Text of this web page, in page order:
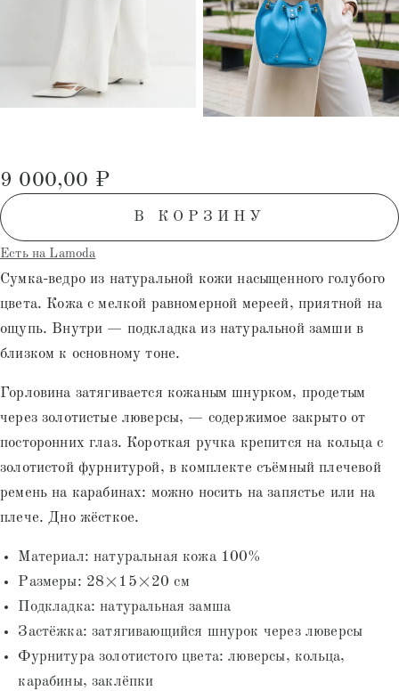
9 000,00 ₽
В КОРЗИНУ
Есть на Lamoda
Сумка-ведро из натуральной кожи насыщенного голубого
цвета. Кожа с мелкой равномерной мереей, приятной на
ощупь. Внутри — подкладка из натуральной замши в
близком к основному тоне.
Горловина затягивается кожаным шнурком, продетым
через золотистые люверсы, — содержимое закрыто от
посторонних глаз. Короткая ручка крепится на кольца с
золотистой фурнитурой, в комплекте съёмный плечевой
ремень на карабинах: можно носить на запястье или на
плече. Дно жёсткое.
Материал: натуральная кожа 100%
Размеры: 28×15×20 см
Подкладка: натуральная замша
Застёжка: затягивающийся шнурок через люверсы
Фурнитура золотистого цвета: люверсы, кольца,
карабины, заклёпки